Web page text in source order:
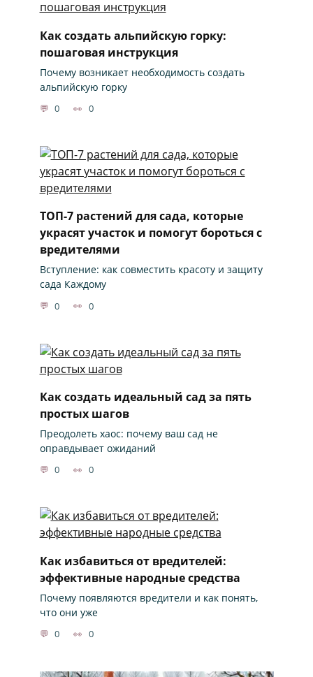
Как создать альпийскую горку:
пошаговая инструкция
Почему возникает необходимость создать
альпийскую горку
0 0
ТОП-7 растений для сада, которые
украсят участок и помогут бороться с
вредителями
Вступление: как совместить красоту и защиту
сада Каждому
0 0
Как создать идеальный сад за пять
простых шагов
Преодолеть хаос: почему ваш сад не
оправдывает ожиданий
0 0
Как избавиться от вредителей:
эффективные народные средства
Почему появляются вредители и как понять,
что они уже
0 0